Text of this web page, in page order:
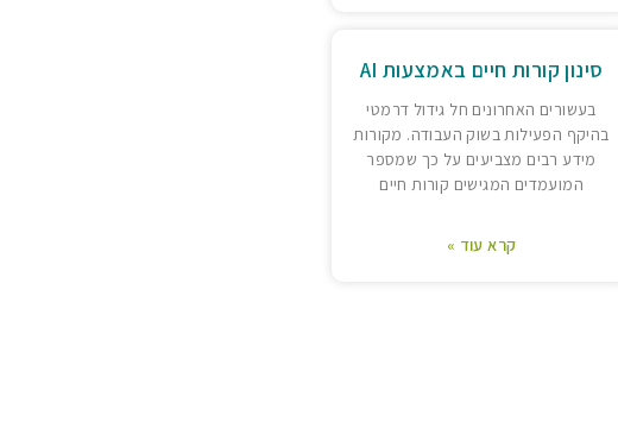
סינון קורות חיים באמצעות AI
בעשורים האחרונים חל גידול דרמטי
בהיקף הפעילות בשוק העבודה. מקורות
מידע רבים מצביעים על כך שמספר
המועמדים המגישים קורות חיים
קרא עוד »